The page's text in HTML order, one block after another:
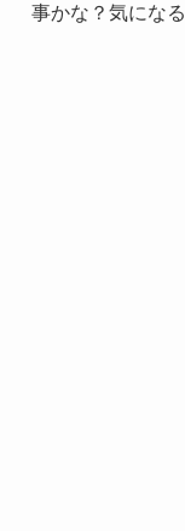
事かな？気になる